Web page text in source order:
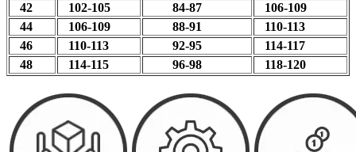
42 102-105 84-87
106-109
44
106-109 88-91
110-113
46
110-113 92-95
114-117
48
114-115 96-98 118-120